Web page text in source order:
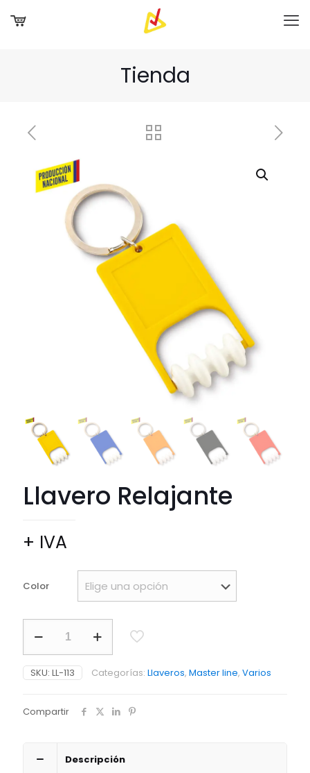
Tienda
Llavero Relajante
+ IVA
Color
Relajante
cantidad
SKU: LL-113 Categorías: Llaveros, Master line, Varios
Compartir
Descripción